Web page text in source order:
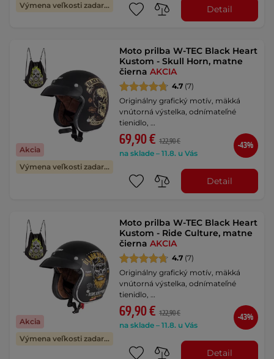
Výmena veľkosti zadarmo
Detail
Akcia
Výmena veľkosti zadarmo
Moto prilba W-TEC Black Heart
Kustom - Skull Horn, matne
čiernaAKCIA
4.7 (7)
Originálny grafický motív, mäkká
vnútorná výstelka, odnímateľné
tienidlo, …
69,90 € 122,90 €
na sklade – 11.8. u Vás
-43%
Detail
Akcia
Výmena veľkosti zadarmo
Moto prilba W-TEC Black Heart
Kustom - Ride Culture, matne
čiernaAKCIA
4.7 (7)
Originálny grafický motív, mäkká
vnútorná výstelka, odnímateľné
tienidlo, …
69,90 € 122,90 €
na sklade – 11.8. u Vás
-43%
Detail